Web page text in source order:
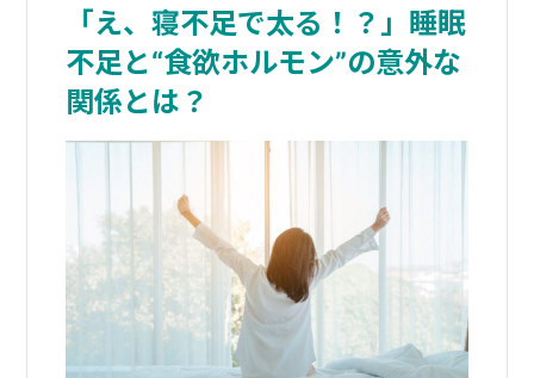
「え、寝不足で太る！？」睡眠
不足と“食欲ホルモン”の意外な
関係とは？